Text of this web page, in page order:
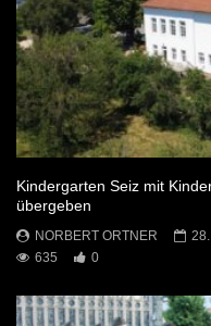
Kindergarten Seiz mit
übergeben
NORBERT ORTNER
635
0